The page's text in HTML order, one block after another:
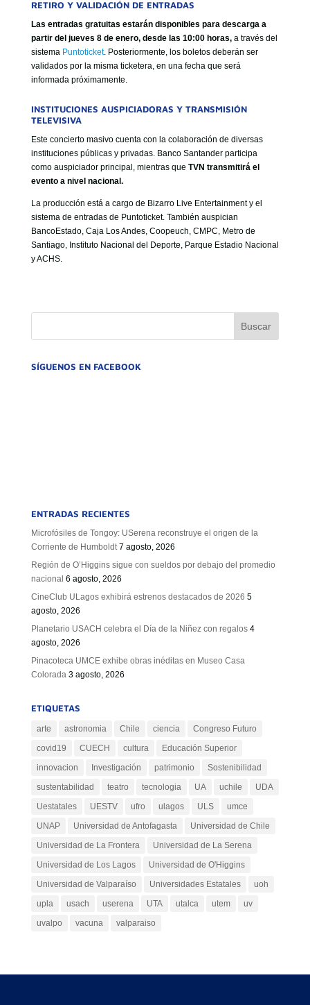
RETIRO Y VALIDACIÓN DE ENTRADAS
Las entradas gratuitas estarán disponibles para descarga a
partir del jueves 8 de enero, desde las 10:00 horas,a través del
sistema Puntoticket. Posteriormente, los boletos deberán ser
validados por la misma ticketera, en una fecha que será
informada próximamente.
INSTITUCIONES AUSPICIADORAS Y TRANSMISIÓN
TELEVISIVA
Este concierto masivo cuenta con la colaboración de diversas
instituciones públicas y privadas. Banco Santander participa
como auspiciador principal, mientras que TVN transmitirá el
evento a nivel nacional.
La producción está a cargo de Bizarro Live Entertainment y el
sistema de entradas de Puntoticket. También auspician
BancoEstado, Caja Los Andes, Coopeuch, CMPC, Metro de
Santiago, Instituto Nacional del Deporte, Parque Estadio Nacional
y ACHS.
SÍGUENOS EN FACEBOOK
ENTRADAS RECIENTES
Microfósiles de Tongoy: USerena reconstruye el origen de la
Corriente de Humboldt 7 agosto, 2026
Región de O’Higgins sigue con sueldos por debajo del promedio
nacional 6 agosto, 2026
CineClub ULagos exhibirá estrenos destacados de 2026 5
agosto, 2026
Planetario USACH celebra el Día de la Niñez con regalos 4
agosto, 2026
Pinacoteca UMCE exhibe obras inéditas en Museo Casa
Colorada 3 agosto, 2026
ETIQUETAS
arte astronomia Chile ciencia
Congreso Futuro
covid19
CUECH cultura
Educación Superior
innovacion
Investigación patrimonio
Sostenibilidad
sustentabilidad
teatro tecnologia UA uchile
UDA
Uestatales
UESTV ufro ulagos ULS
umce
UNAP
Universidad de Antofagasta
Universidad de Chile
Universidad de La Frontera
Universidad de La Serena
Universidad de Los Lagos
Universidad de O'Higgins
Universidad de Valparaíso
Universidades Estatales
uoh
upla
usach userena UTA utalca utem
uv
uvalpo
vacuna valparaiso